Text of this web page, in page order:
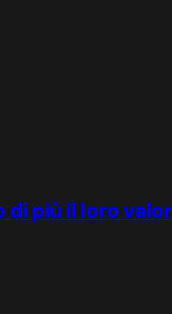
più il loro